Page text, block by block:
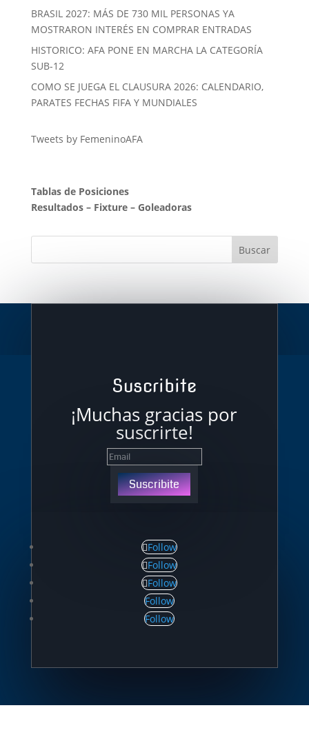
BRASIL 2027: MÁS DE 730 MIL PERSONAS YA
MOSTRARON INTERÉS EN COMPRAR ENTRADAS
HISTORICO: AFA PONE EN MARCHA LA CATEGORÍA
SUB-12
COMO SE JUEGA EL CLAUSURA 2026: CALENDARIO,
PARATES FECHAS FIFA Y MUNDIALES
Tweets by FemeninoAFA
Tablas de Posiciones
Resultados– Fixture– Goleadoras
Suscribite
¡Muchas gracias por
suscrirte!
Suscribite
Follow
Follow
Follow
Follow
Follow